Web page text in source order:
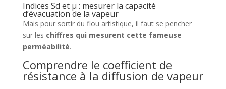
Indices Sd et µ : mesurer la capacité
d’évacuation de la vapeur
Mais pour sortir du flou artistique, il faut se pencher
sur les chiffres qui mesurent cette fameuse
perméabilité.
Comprendre le coefficient de
résistance à la diffusion de vapeur